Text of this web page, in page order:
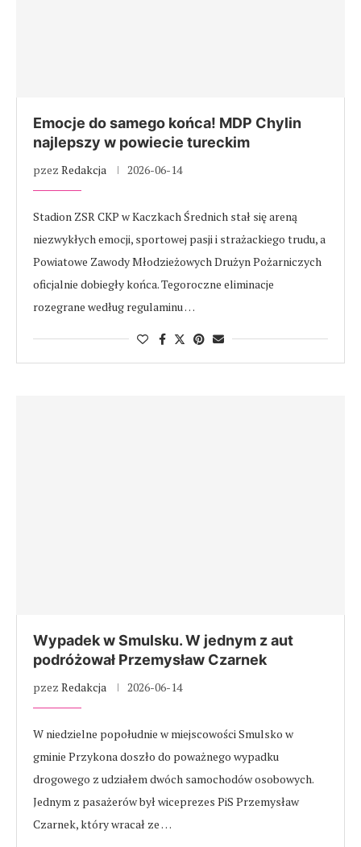
Emocje do samego końca! MDP Chylin
najlepszy w powiecie tureckim
pzez Redakcja 2026-06-14
Stadion ZSR CKP w Kaczkach Średnich stał się areną
niezwykłych emocji, sportowej pasji i strażackiego trudu, a
Powiatowe Zawody Młodzieżowych Drużyn Pożarniczych
oficjalnie dobiegły końca. Tegoroczne eliminacje
rozegrane według regulaminu …
Wypadek w Smulsku. W jednym z aut
podróżował Przemysław Czarnek
pzez Redakcja 2026-06-14
W niedzielne popołudnie w miejscowości Smulsko w
gminie Przykona doszło do poważnego wypadku
drogowego z udziałem dwóch samochodów osobowych.
Jednym z pasażerów był wiceprezes PiS Przemysław
Czarnek, który wracał ze …